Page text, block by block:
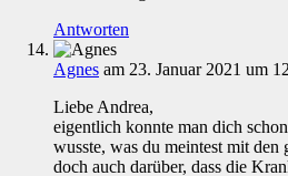
Antworten
Agnes am 23. Januar 2021 um
Liebe Andrea,
eigentlich konnte man dich
wusste, was du meintest mit
doch auch darüber, dass die